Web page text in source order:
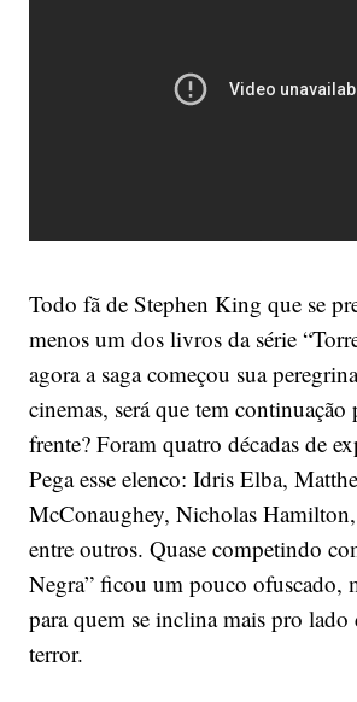
Todo fã de Stephen King que se
menos um dos livros da série
agora a saga começou sua
cinemas, será que tem continuação
frente? Foram quatro décadas de
Pega esse elenco: Idris Elba,
McConaughey, Nicholas
entre outros. Quase competindo
Negra” ficou um pouco ofuscado,
para quem se inclina mais pro lado
terror.